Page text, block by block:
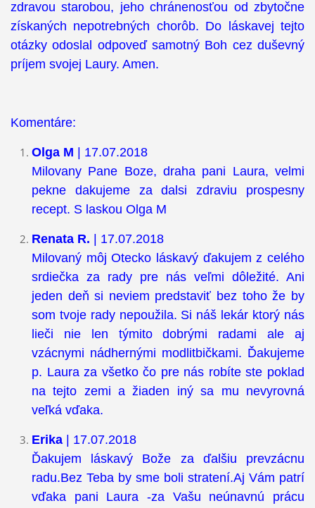
zdravou starobou, jeho chránenosťou od zbytočne
získaných nepotrebných chorôb. Do láskavej tejto
otázky odoslal odpoveď samotný Boh cez duševný
príjem svojej Laury. Amen.
Komentáre:
Olga M | 17.07.2018
Milovany Pane Boze, draha pani Laura, velmi
pekne dakujeme za dalsi zdraviu prospesny
recept. S laskou Olga M
Renata R.
| 17.07.2018
Milovaný môj Otecko láskavý ďakujem z celého
srdiečka za rady pre nás veľmi dôležité. Ani
jeden deň si neviem predstaviť bez toho že by
som tvoje rady nepoužila. Si náš lekár ktorý nás
lieči nie len týmito dobrými radami ale aj
vzácnymi nádhernými modlitbičkami. Ďakujeme
p. Laura za všetko čo pre nás robíte ste poklad
na tejto zemi a žiaden iný sa mu nevyrovná
veľká vďaka.
Erika| 17.07.2018
Ďakujem láskavý Bože za ďalšiu prevzácnu
radu.Bez Teba by sme boli stratení.Aj Vám patrí
vďaka pani Laura -za Vašu neúnavnú prácu